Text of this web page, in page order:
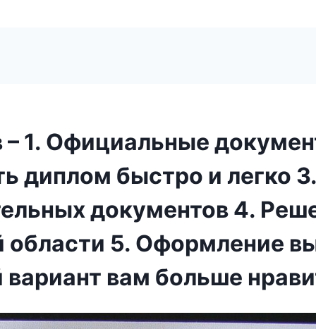
– 1. Официальные
диплом быстро и легко
документов 4.
5. Оформление
вам больше